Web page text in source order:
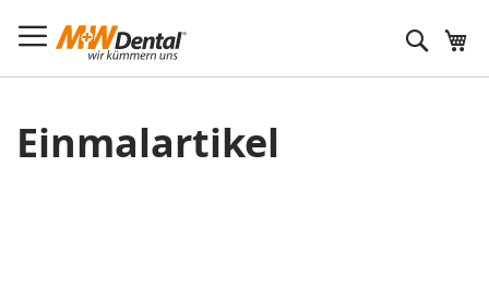
Suche
Einmalartikel